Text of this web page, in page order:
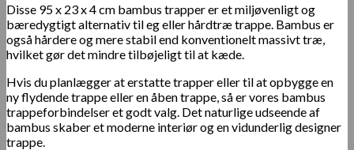
Disse 95 x 23 x 4 cm bambus trapper er et miljøvenligt og
bæredygtigt alternativ til eg eller hårdtræ trappe. Bambus er
også hårdere og mere stabil end konventionelt massivt træ,
hvilket gør det mindre tilbøjeligt til at kæde.
Hvis du planlægger at erstatte trapper eller til at opbygge en
ny flydende trappe eller en åben trappe, så er vores bambus
trappeforbindelser et godt valg. Det naturlige udseende af
bambus skaber et moderne interiør og en vidunderlig designer
trappe.